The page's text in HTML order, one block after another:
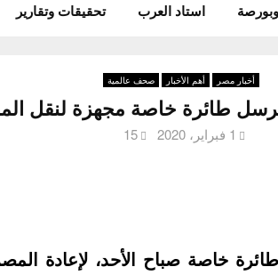
استاد العرب تحقيقات وتقارير
أخبار مصر أهم الأخبار صحف عالمية
طائرة خاصة مجهزة لنقل
1 فبراير، 2020 15
خاصة صباح الأحد، لإعادة